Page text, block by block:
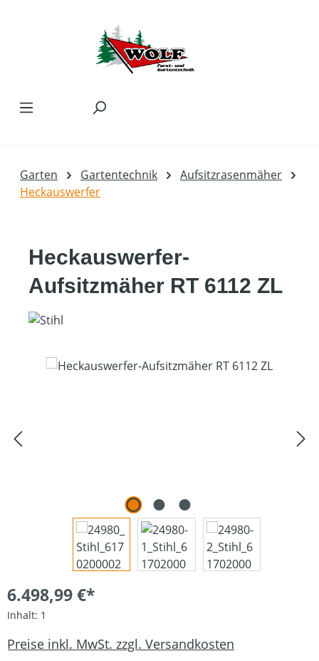
Garten Gartentechnik
Aufsitzrasenmäher
Heckauswerfer
Heckauswerfer-
Aufsitzmäher RT 6112 ZL
Bildergalerie überspringen
6.498,99 €*
Inhalt: 1
Preise inkl. MwSt. zzgl. Versandkosten